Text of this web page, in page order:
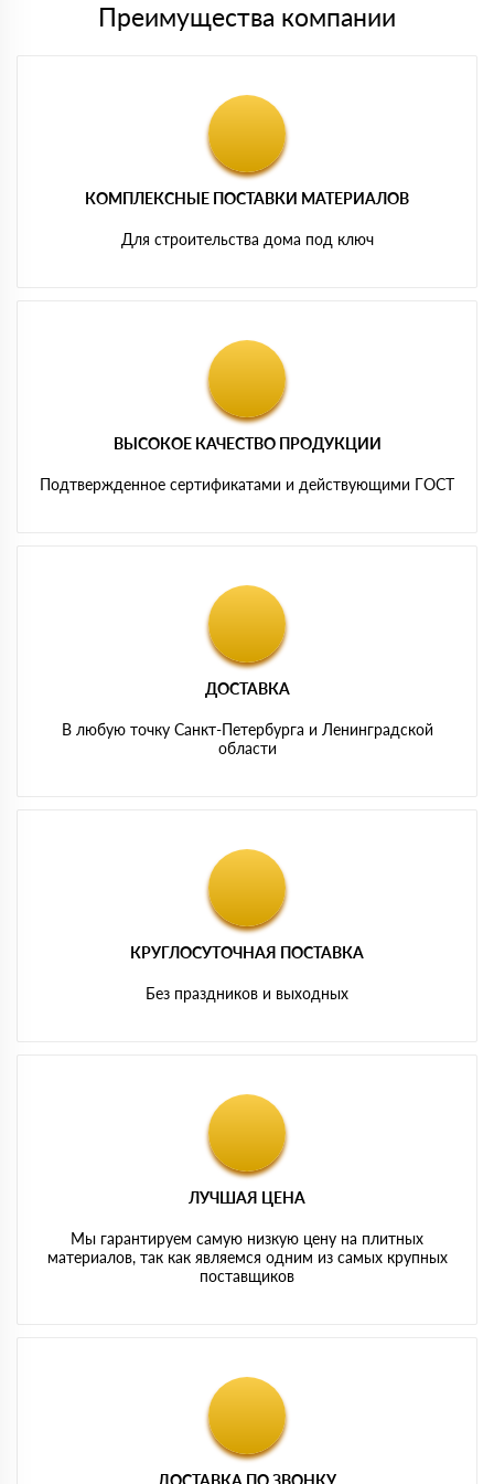
Преимущества компании
КОМПЛЕКСНЫЕ ПОСТАВКИ МАТЕРИАЛОВ
Для строительства дома под ключ
ВЫСОКОЕ КАЧЕСТВО ПРОДУКЦИИ
Подтвержденное сертификатами и действующими ГОСТ
ДОСТАВКА
В любую точку Санкт-Петербурга и Ленинградской
области
КРУГЛОСУТОЧНАЯ ПОСТАВКА
Без праздников и выходных
ЛУЧШАЯ ЦЕНА
Мы гарантируем самую низкую цену на плитных
материалов, так как являемся одним из самых крупных
поставщиков
ДОСТАВКА ПО ЗВОНКУ